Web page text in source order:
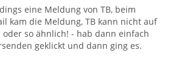
eine Meldung von TB, beim
kam die Meldung, TB kann nicht auf
so ähnlich! - hab dann einfach
geklickt und dann ging es.